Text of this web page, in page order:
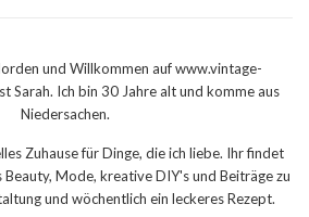
und Willkommen auf www.vintage-
Sarah. Ich bin 30 Jahre alt und komme aus
Niedersachen.
Zuhause für Dinge, die ich liebe. Ihr findet
Mode, kreative DIY's und Beiträge zu
und wöchentlich ein leckeres Rezept.